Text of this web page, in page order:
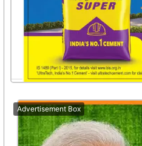
Advertisement Box